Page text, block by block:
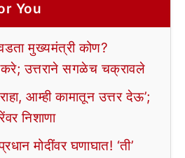
You
मुख्यमंत्री कोण?
उत्तराने सगळेच चक्रावले
राहा, आम्ही कामातून उत्तर देऊ’;
निशाणा
मोदींवर घणाघात! ‘ती’